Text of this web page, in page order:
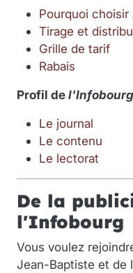
Pourquoi choisir
Tirage et
Grille de tarif
Rabais
Profil del'Infobourg
Le journal
Le contenu
Le lectorat
De la
l'Infobourg
Vous voulez
Jean-Baptiste et de